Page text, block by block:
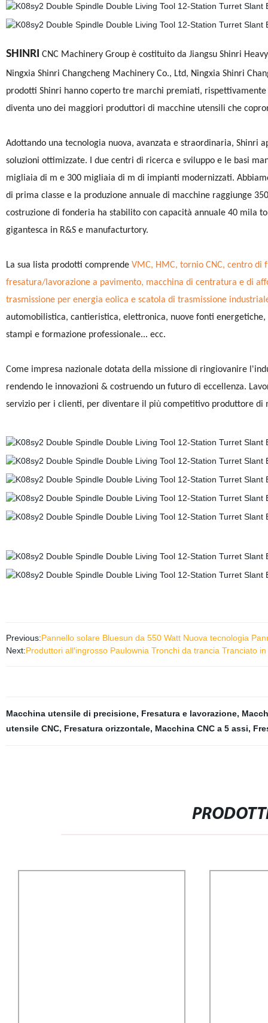
SHINRI CNC Machinery Group è costituito da Jiangsu Shinri
Ningxia Shinri Changcheng Machinery Co., Ltd, Ningxia Shinri
prodotti Shinri hanno coperto tre marchi premiati, rispettivamente
diventa uno dei maggiori produttori di macchine utensili che
Adottando una tecnologia nuova, avanzata e straordinaria,
soluzioni ottimizzate. I due centri di ricerca e sviluppo e le basi
migliaia di m e 300 migliaia di m di impianti modernizzati.
di prima classe e la produzione annuale di macchine raggiunge
costruzione di fonderia ha stabilito con capacità annuale 40 mila
gigantesca in R&S e manufacturtory.
La sua lista prodotti comprendeVMC, HMC, tornio CNC, centro di
fresatura/lavorazione a pavimento, macchina di centratura e di
trasmissione per energia eolica e scatola di trasmissione
automobilistica, cantieristica, elettronica, nuove fonti
stampi e formazione professionale... ecc.
Come impresa nazionale dotata della missione di ringiovanire
rendendo le innovazioni & costruendo un futuro di eccellenza.
servizio per i clienti, per diventare il più competitivo produttore
Previous:Pannello solare Bluesun da 550 Watt Nuova tecnologia
Next:Produttori all′ingrosso Paulownia Tronchi da trancia Tranciato
Macchina utensile di precisione, Fresatura e lavorazione,
utensile CNC, Fresatura orizzontale, Macchina CNC a 5 assi,